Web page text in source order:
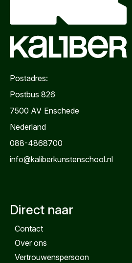
Postadres:
Postbus 826
7500 AV Enschede
Nederland
088-4868700
info@kaliberkunstenschool.nl
Direct naar
Contact
Over ons
Vertrouwenspersoon